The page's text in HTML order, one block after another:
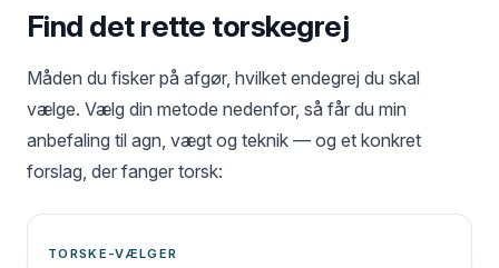
Find det rette torskegrej
Måden du fisker på afgør, hvilket endegrej du skal
vælge. Vælg din metode nedenfor, så får du min
anbefaling til agn, vægt og teknik — og et konkret
forslag, der fanger torsk:
TORSKE-VÆLGER